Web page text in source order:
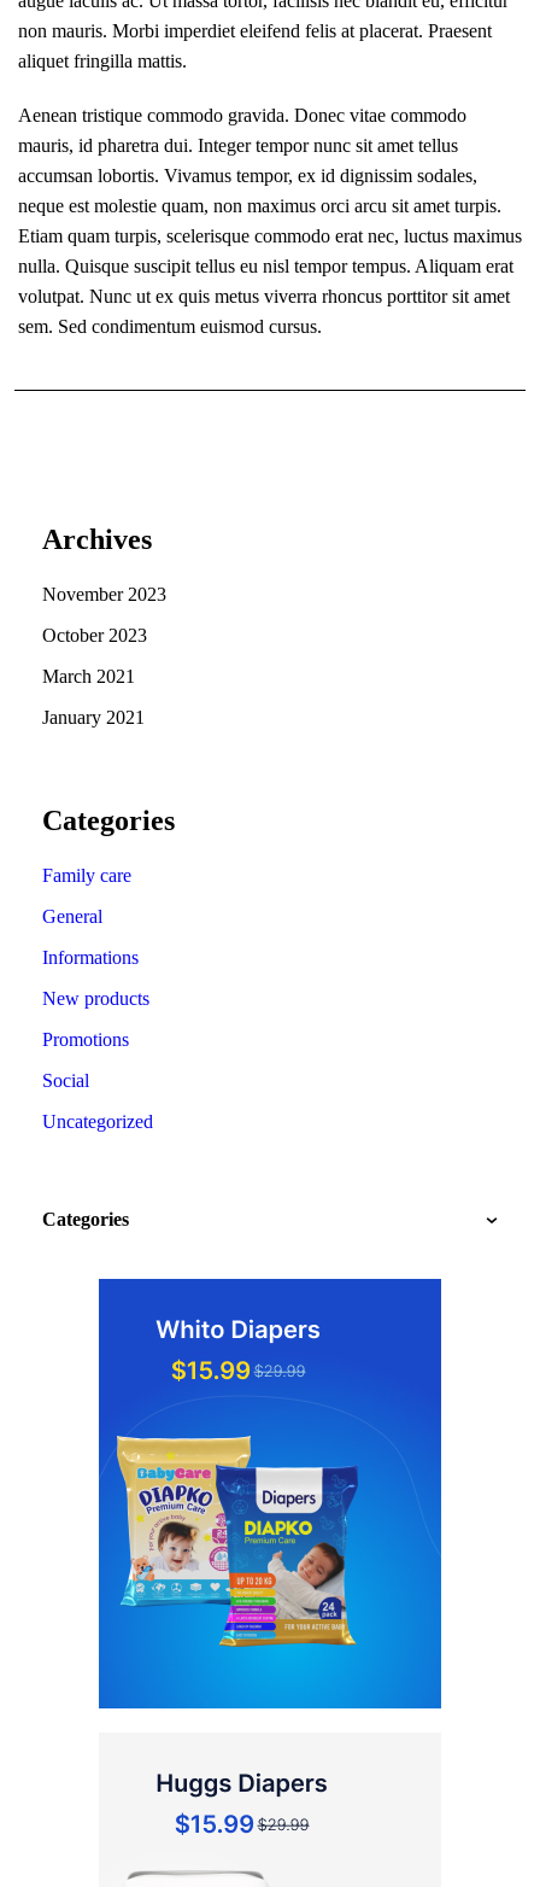
non mauris. Morbi imperdiet eleifend felis at placerat. Praesent
aliquet fringilla mattis.
Aenean tristique commodo gravida. Donec vitae commodo
mauris, id pharetra dui. Integer tempor nunc sit amet tellus
accumsan lobortis. Vivamus tempor, ex id dignissim sodales,
neque est molestie quam, non maximus orci arcu sit amet turpis.
Etiam quam turpis, scelerisque commodo erat nec, luctus maximus
nulla. Quisque suscipit tellus eu nisl tempor tempus. Aliquam erat
volutpat. Nunc ut ex quis metus viverra rhoncus porttitor sit amet
sem. Sed condimentum euismod cursus.
Archives
November 2023
October 2023
March 2021
January 2021
Categories
Family care
General
Informations
New products
Promotions
Social
Uncategorized
Categories